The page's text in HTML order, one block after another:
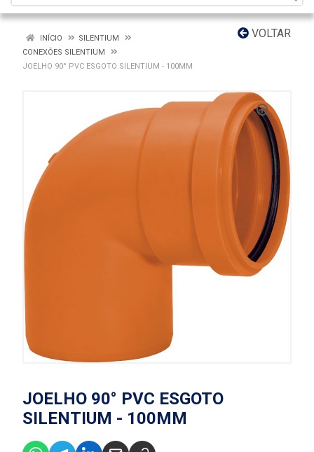
VOLTAR
INÍCIO
SILENTIUM
CONEXÕES SILENTIUM
JOELHO 90° PVC ESGOTO SILENTIUM - 100MM
JOELHO 90° PVC ESGOTO
SILENTIUM - 100MM